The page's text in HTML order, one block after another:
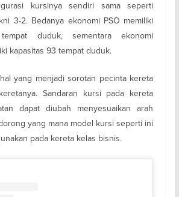
kursinya sendiri sama seperti
3-2. Bedanya ekonomi PSO memiliki
duduk, sementara ekonomi
kapasitas 93 tempat duduk.
yang menjadi sorotan pecinta kereta
Sandaran kursi pada kereta
dapat diubah menyesuaikan arah
yang mana model kursi seperti ini
pada kereta kelas bisnis.